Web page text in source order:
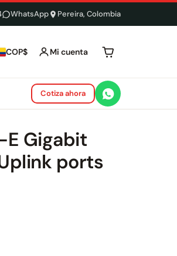
WhatsApp Pereira, Colombia
COP$ Mi cuenta Tu carrito está
Cotiza ahora
Gigabit
ports